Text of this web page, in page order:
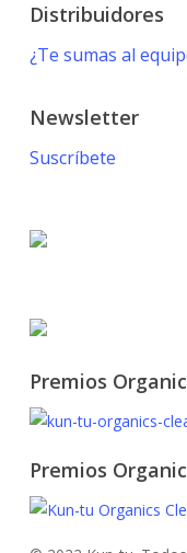
Distribuidores
¿Te sumas al
Newsletter
Suscríbete
Premios
Premios